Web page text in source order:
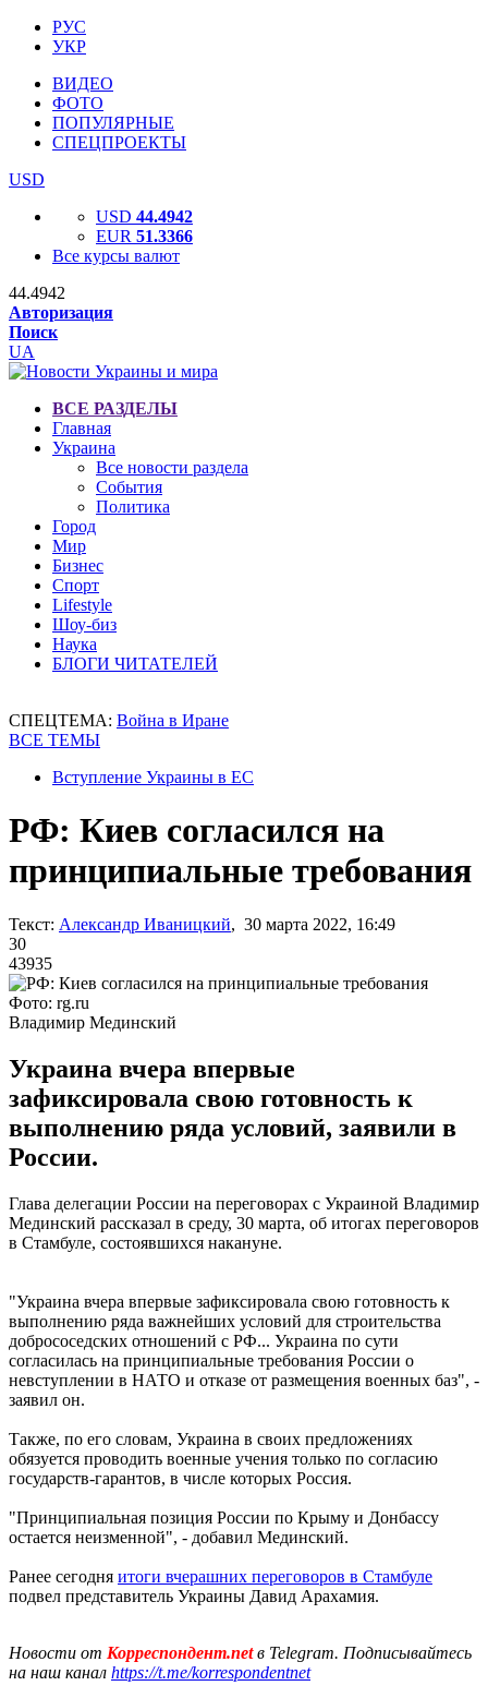
РУС
УКР
ВИДЕО
ФОТО
ПОПУЛЯРНЫЕ
СПЕЦПРОЕКТЫ
USD
USD 44.4942
EUR 51.3366
Все курсы валют
44.4942
Авторизация
Поиск
UA
ВСЕ РАЗДЕЛЫ
Главная
Украина
Все новости раздела
События
Политика
Город
Мир
Бизнес
Спорт
Lifestyle
Шоу-биз
Наука
БЛОГИ ЧИТАТЕЛЕЙ
СПЕЦТЕМА: Война в Иране
ВСЕ ТЕМЫ
Вступление Украины в ЕС
РФ: Киев согласился на
принципиальные требования
Текст: Александр Иваницкий, 30 марта 2022, 16:49
30
43935
Фото: rg.ru
Владимир Мединский
Украина вчера впервые
зафиксировала свою готовность к
выполнению ряда условий, заявили в
России.
Глава делегации России на переговорах с Украиной Владимир
Мединский рассказал в среду, 30 марта, об итогах переговоров
в Стамбуле, состоявшихся накануне.
"Украина вчера впервые зафиксировала свою готовность к
выполнению ряда важнейших условий для строительства
добрососедских отношений с РФ... Украина по сути
согласилась на принципиальные требования России о
невступлении в НАТО и отказе от размещения военных баз", -
заявил он.
Также, по его словам, Украина в своих предложениях
обязуется проводить военные учения только по согласию
государств-гарантов, в числе которых Россия.
"Принципиальная позиция России по Крыму и Донбассу
остается неизменной", - добавил Мединский.
Ранее сегодня итоги вчерашних переговоров в Стамбуле
подвел представитель Украины Давид Арахамия.
Новости от Корреспондент.netв Telegram. Подписывайтесь
на наш канал https://t.me/korrespondentnet